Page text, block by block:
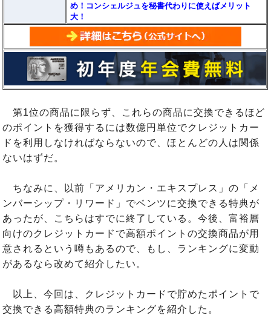
め！コンシェルジュを秘書代わりに使えばメリット
大！
第1位の商品に限らず、これらの商品に交換できるほど
のポイントを獲得するには数億円単位でクレジットカー
ドを利用しなければならないので、ほとんどの人は関係
ないはずだ。
ちなみに、以前「アメリカン・エキスプレス」の「メ
ンバーシップ・リワード」でベンツに交換できる特典が
あったが、こちらはすでに終了している。今後、富裕層
向けのクレジットカードで高額ポイントの交換商品が用
意されるという噂もあるので、もし、ランキングに変動
があるなら改めて紹介したい。
以上、今回は、クレジットカードで貯めたポイントで
交換できる高額特典のランキングを紹介した。